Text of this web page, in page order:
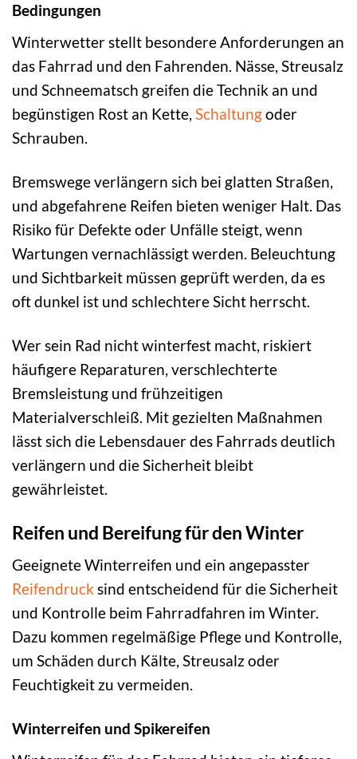
Bedingungen
Winterwetter stellt besondere Anforderungen an
das Fahrrad und den Fahrenden. Nässe, Streusalz
und Schneematsch greifen die Technik an und
begünstigen Rost an Kette, Schaltungoder
Schrauben.
Bremswege verlängern sich bei glatten Straßen,
und abgefahrene Reifen bieten weniger Halt. Das
Risiko für Defekte oder Unfälle steigt, wenn
Wartungen vernachlässigt werden. Beleuchtung
und Sichtbarkeit müssen geprüft werden, da es
oft dunkel ist und schlechtere Sicht herrscht.
Wer sein Rad nicht winterfest macht, riskiert
häufigere Reparaturen, verschlechterte
Bremsleistung und frühzeitigen
Materialverschleiß. Mit gezielten Maßnahmen
lässt sich die Lebensdauer des Fahrrads deutlich
verlängern und die Sicherheit bleibt
gewährleistet.
Reifen und Bereifung für den Winter
Geeignete Winterreifen und ein angepasster
Reifendruck sind entscheidend für die Sicherheit
und Kontrolle beim Fahrradfahren im Winter.
Dazu kommen regelmäßige Pflege und Kontrolle,
um Schäden durch Kälte, Streusalz oder
Feuchtigkeit zu vermeiden.
Winterreifen und Spikereifen